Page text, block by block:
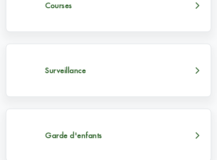
Courses
Surveillance
Garde d'enfants